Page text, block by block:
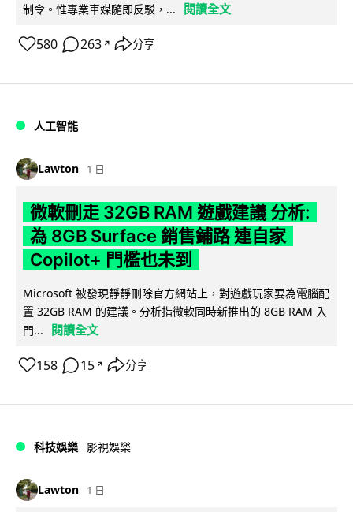
制令。惟專業車媒隨即反駁，... 閱讀全文
580 263 ↗ 分享
人工智能
Lawton 1 日
微軟刪走 32GB RAM 遊戲建議 分析:
為 8GB Surface 銷售鋪路 連自家
Copilot+ 門檻也未到
Microsoft 被發現靜靜刪除官方網站上，對遊戲玩家要為電腦配
置 32GB RAM 的建議。分析指微軟同時新推出的 8GB RAM 入
門...
閱讀全文
158 15 ↗ 分享
科技娛樂 影視娛樂
Lawton 1 日